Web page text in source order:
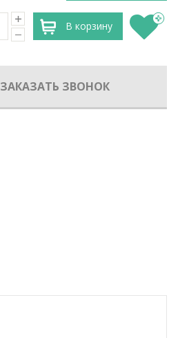
В корзину
ЗАКАЗАТЬ ЗВОНОК